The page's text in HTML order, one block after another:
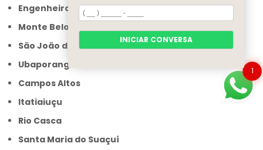
Engenheiro Caldas
Monte Belo
São João das Missões
Ubaporanga
Campos Altos
Itatiaiuçu
Rio Casca
Santa Maria do Suaçuí
1
INICIAR CONVERSA